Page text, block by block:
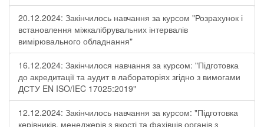
20.12.2024: Закінчилось навчання за курсом "Розрахунок і
встановлення міжкалібрувальних інтервалів
вимірювального обладнання"
16.12.2024: Закінчилося навчання за курсом: "Підготовка
до акредитації та аудит в лабораторіях згідно з вимогами
ДСТУ EN ISO/IEC 17025:2019"
12.12.2024: Закінчилось навчання за курсом: "Підготовка
керівників, менеджерів з якості та фахівців органів з